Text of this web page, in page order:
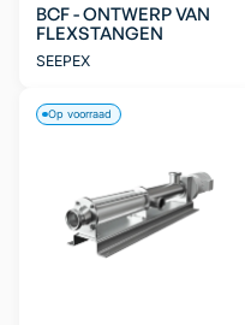
BCF - ONTWERP VAN
FLEXSTANGEN
SEEPEX
Op voorraad